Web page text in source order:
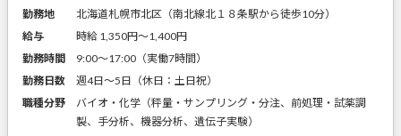
勤務地
北海道札幌市北区（南北線北１８条駅から徒歩10分）
給与
時給 1,350円〜1,400円
勤務時間
9:00～17:00（実働7時間）
勤務日数
週4日～5日（休日：土日祝）
職種分野
バイオ・化学（秤量・サンプリング・分注、前処理・試薬調
製、手分析、機器分析、遺伝子実験）